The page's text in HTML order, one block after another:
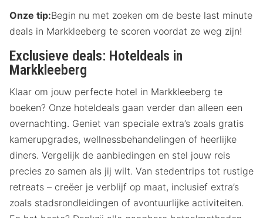
Onze tip:Begin nu met zoeken om de beste last minute
deals in Markkleeberg te scoren voordat ze weg zijn!
Exclusieve deals: Hoteldeals in
Markkleeberg
Klaar om jouw perfecte hotel in Markkleeberg te
boeken? Onze hoteldeals gaan verder dan alleen een
overnachting. Geniet van speciale extra’s zoals gratis
kamerupgrades, wellnessbehandelingen of heerlijke
diners. Vergelijk de aanbiedingen en stel jouw reis
precies zo samen als jij wilt. Van stedentrips tot rustige
retreats – creëer je verblijf op maat, inclusief extra’s
zoals stadsrondleidingen of avontuurlijke activiteiten.